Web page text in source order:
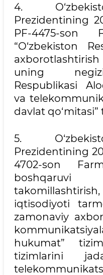
4.
Prezidentining
PF-4475-son
“O‘zbekiston
uning
Respublikasi
va
davlat
5.
Prezidentining
4702-son
boshqaruvi
iqtisodiyoti
zamonaviy
hukumat”
tizimlarini